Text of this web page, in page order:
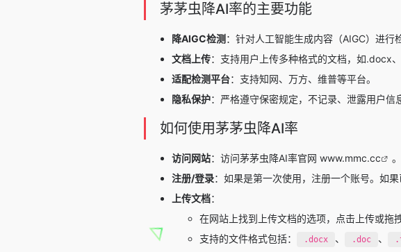
茅茅虫降AI率的主要功能
降AIGC检测 ：针对人工智能生成内容（AIGC）进行
文档上传：支持用户上传多种格式的文档，如.docx
适配检测平台：支持知网、万方、维普等平台。
隐私保护：严格遵守保密规定，不记录、泄露用户信
如何使用茅茅虫降AI率
访问网站：访问茅茅虫降AI率官网 www.mmc.cc
。
注册/登录：如果是第一次使用，注册一个账号。如果
上传文档：
在网站上找到上传文档的选项，点击上传或拖
支持的文件格式包括：
.docx 、 .doc 、